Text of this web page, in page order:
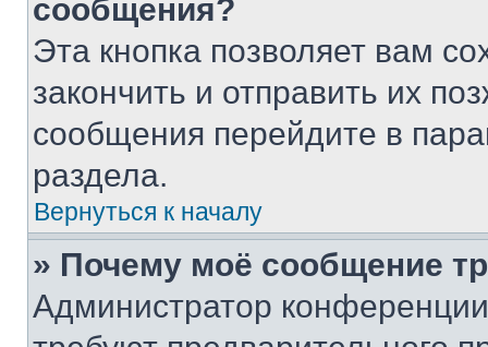
сообщения?
Эта кнопка позволяет вам
закончить и отправить их
сообщения перейдите в
раздела.
Вернуться к началу
» Почему моё сообщение
Администратор